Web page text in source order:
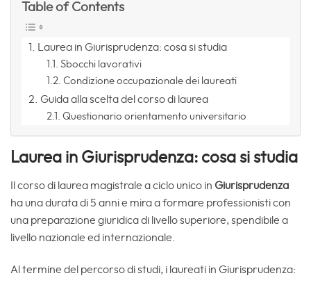
Table of Contents
Laurea in Giurisprudenza: cosa si studia
Sbocchi lavorativi
Condizione occupazionale dei laureati
Guida alla scelta del corso di laurea
Questionario orientamento universitario
Laurea in Giurisprudenza: cosa si studia
Il corso di laurea magistrale a ciclo unico in Giurisprudenza
ha una durata di 5 anni e mira a formare professionisti con
una preparazione giuridica di livello superiore, spendibile a
livello nazionale ed internazionale.
Al termine del percorso di studi, i laureati in Giurisprudenza: